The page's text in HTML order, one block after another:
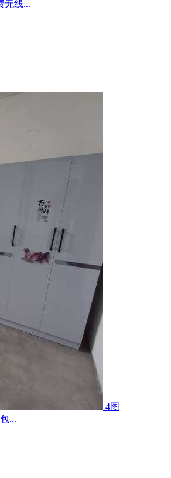
无线...
4图
...